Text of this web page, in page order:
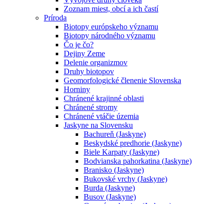
Zoznam miest, obcí a ich častí
Príroda
Biotopy európskeho významu
Biotopy národného významu
Čo je čo?
Dejiny Zeme
Delenie organizmov
Druhy biotopov
Geomorfologické členenie Slovenska
Horniny
Chránené krajinné oblasti
Chránené stromy
Chránené vtáčie územia
Jaskyne na Slovensku
Bachureň (Jaskyne)
Beskydské predhorie (Jaskyne)
Biele Karpaty (Jaskyne)
Bodvianska pahorkatina (Jaskyne)
Branisko (Jaskyne)
Bukovské vrchy (Jaskyne)
Burda (Jaskyne)
Busov (Jaskyne)